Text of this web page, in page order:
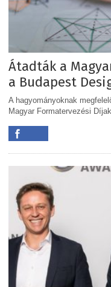
Átadták a
a Budapest
A hagyományoknak
Magyar Formatervezési